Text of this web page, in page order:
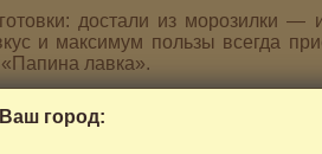
город:
достали из морозилки —
и максимум пользы всегда
«Папина лавка».
стручковая, морковь, перец